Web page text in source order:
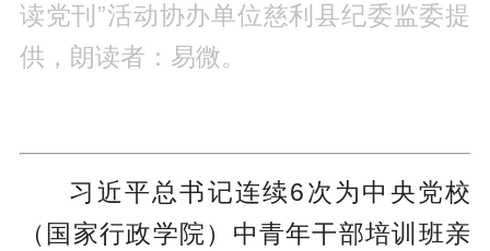
读党刊”活动协办单位慈利县纪委监委提
供，朗读者：易微。
习近平总书记连续6次为中央党校
（国家行政学院）中青年干部培训班亲